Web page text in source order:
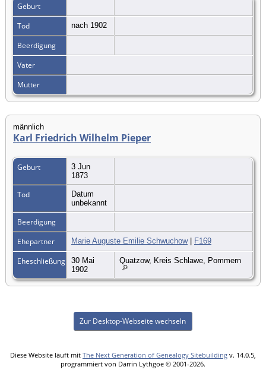
Geburt
Tod
nach 1902
Beerdigung
Vater
Mutter
männlich
Karl Friedrich Wilhelm Pieper
Geburt
3 Jun
1873
Tod
Datum
unbekannt
Beerdigung
Ehepartner
Marie Auguste Emilie Schwuchow| F169
Eheschließung
30 Mai
1902
Quatzow, Kreis Schlawe, Pommern
Zur Desktop-Webseite wechseln
Diese Website läuft mit The Next Generation of Genealogy Sitebuilding v. 14.0.5,
programmiert von Darrin Lythgoe © 2001-2026.